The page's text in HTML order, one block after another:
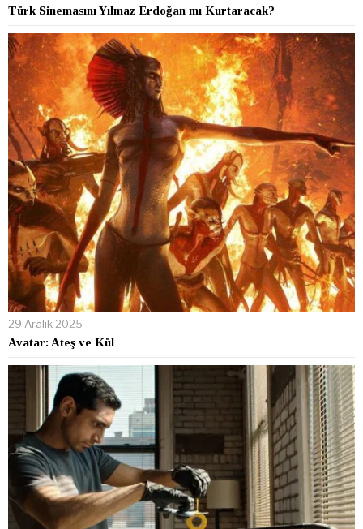
Türk Sinemasını Yılmaz Erdoğan mı Kurtaracak?
29 Aralık 2025
Avatar: Ateş ve Kül